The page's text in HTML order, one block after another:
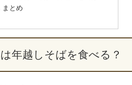
まとめ
年越しそばを食べる？